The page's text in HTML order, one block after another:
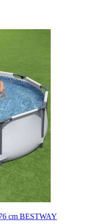
cm BESTWAY